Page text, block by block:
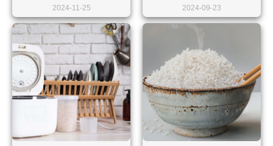
2024-11-25 2024-09-23